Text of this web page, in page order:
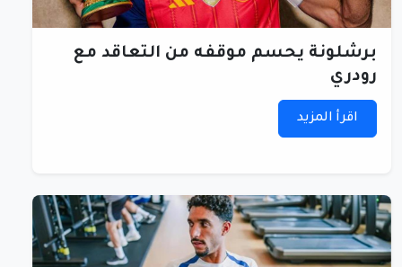
برشلونة يحسم موقفه من التعاقد مع
رودري
اقرأ المزيد